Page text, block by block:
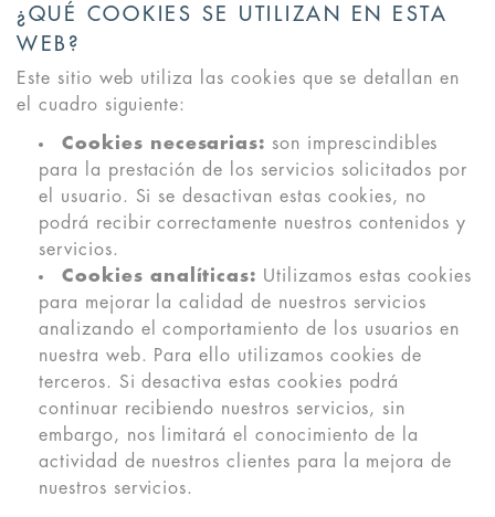
¿QUÉ COOKIES SE UTILIZAN EN ESTA
WEB?
Este sitio web utiliza las cookies que se detallan en
el cuadro siguiente:
Cookies necesarias: son imprescindibles
para la prestación de los servicios solicitados por
el usuario. Si se desactivan estas cookies, no
podrá recibir correctamente nuestros contenidos y
servicios.
Cookies analíticas: Utilizamos estas cookies
para mejorar la calidad de nuestros servicios
analizando el comportamiento de los usuarios en
nuestra web. Para ello utilizamos cookies de
terceros. Si desactiva estas cookies podrá
continuar recibiendo nuestros servicios, sin
embargo, nos limitará el conocimiento de la
actividad de nuestros clientes para la mejora de
nuestros servicios.